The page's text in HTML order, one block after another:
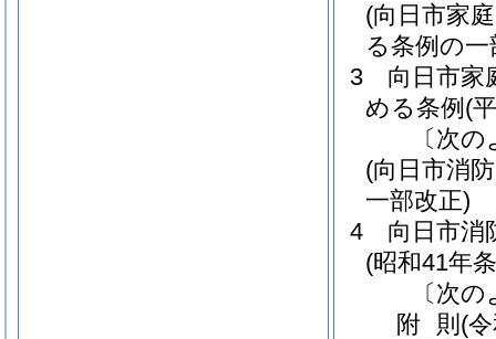
(向日市家
る条例の一
3
向日市家
める条例 (
〔次
(向日市消
一部改正)
4
向日市消
(昭和41年
〔次
附 則 (